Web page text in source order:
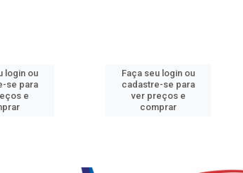
login ou
se para
e
Faça seu login ou
cadastre-se para
ver preços e
comprar